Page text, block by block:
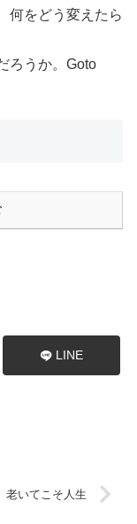
何をどう変えたら
ろうか。Goto
LINE
老いてこそ人生